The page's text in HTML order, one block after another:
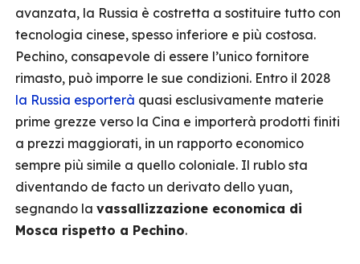
avanzata, la Russia è costretta a sostituire tutto con
tecnologia cinese, spesso inferiore e più costosa.
Pechino, consapevole di essere l’unico fornitore
rimasto, può imporre le sue condizioni. Entro il 2028
la Russia esporterà quasi esclusivamente materie
prime grezze verso la Cina e importerà prodotti finiti
a prezzi maggiorati, in un rapporto economico
sempre più simile a quello coloniale. Il rublo sta
diventando de facto un derivato dello yuan,
segnando la vassallizzazione economica di
Mosca rispetto a Pechino.